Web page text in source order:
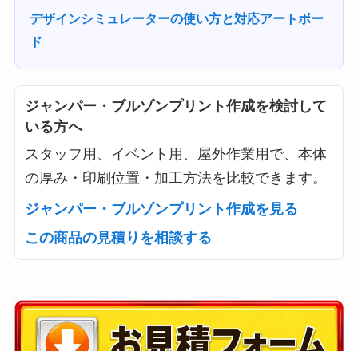
デザインシミュレーターの使い方と対応アートボー
ド
ジャンパー・ブルゾンプリント作成を検討して
いる方へ
スタッフ用、イベント用、屋外作業用で、本体
の厚み・印刷位置・加工方法を比較できます。
ジャンパー・ブルゾンプリント作成を見る
この商品の見積りを相談する